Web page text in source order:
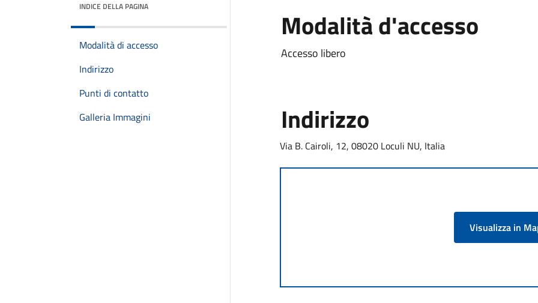
INDICE DELLA PAGINA
Modalità di accesso
Indirizzo
Punti di contatto
Galleria Immagini
Modalità d'accesso
Accesso libero
Indirizzo
Via B. Cairoli, 12, 08020 Loculi NU, Italia
Visualizza in